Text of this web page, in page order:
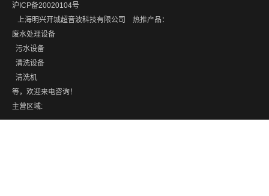
沪ICP备20020104号
上海明兴开城超音波科技有限公司 热推产品：
废水处理设备
污水设备
清洗设备
清洗机
等，欢迎来电咨询！
主营区域: